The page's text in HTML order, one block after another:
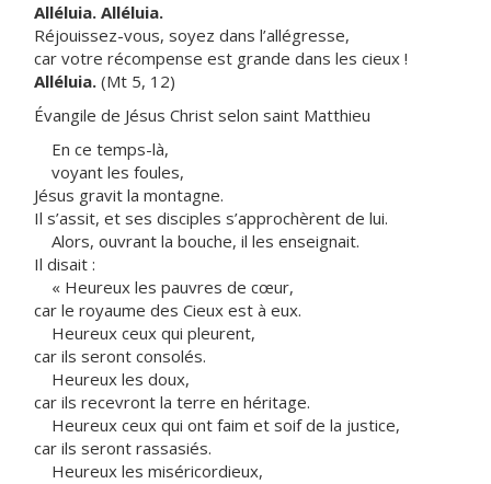
Alléluia. Alléluia.
Réjouissez-vous, soyez dans l’allégresse,
car votre récompense est grande dans les cieux !
Alléluia. (Mt 5, 12)
Évangile de Jésus Christ selon saint Matthieu
En ce temps-là,
voyant les foules,
Jésus gravit la montagne.
Il s’assit, et ses disciples s’approchèrent de lui.
Alors, ouvrant la bouche, il les enseignait.
Il disait :
« Heureux les pauvres de cœur,
car le royaume des Cieux est à eux.
Heureux ceux qui pleurent,
car ils seront consolés.
Heureux les doux,
car ils recevront la terre en héritage.
Heureux ceux qui ont faim et soif de la justice,
car ils seront rassasiés.
Heureux les miséricordieux,